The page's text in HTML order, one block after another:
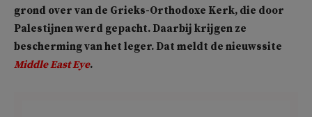
grond over van de Grieks-Orthodoxe Kerk, die door
Palestijnen werd gepacht. Daarbij krijgen ze
bescherming van het leger. Dat meldt de nieuwssite
Middle East Eye.